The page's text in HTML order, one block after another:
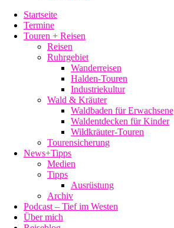
Startseite
Termine
Touren + Reisen
Reisen
Ruhrgebiet
Wanderreisen
Halden-Touren
Industriekultur
Wald & Kräuter
Waldbaden für Erwachsene
Waldentdecken für Kinder
Wildkräuter-Touren
Tourensicherung
News+Tipps
Medien
Tipps
Ausrüstung
Archiv
Podcast – Tief im Westen
Über mich